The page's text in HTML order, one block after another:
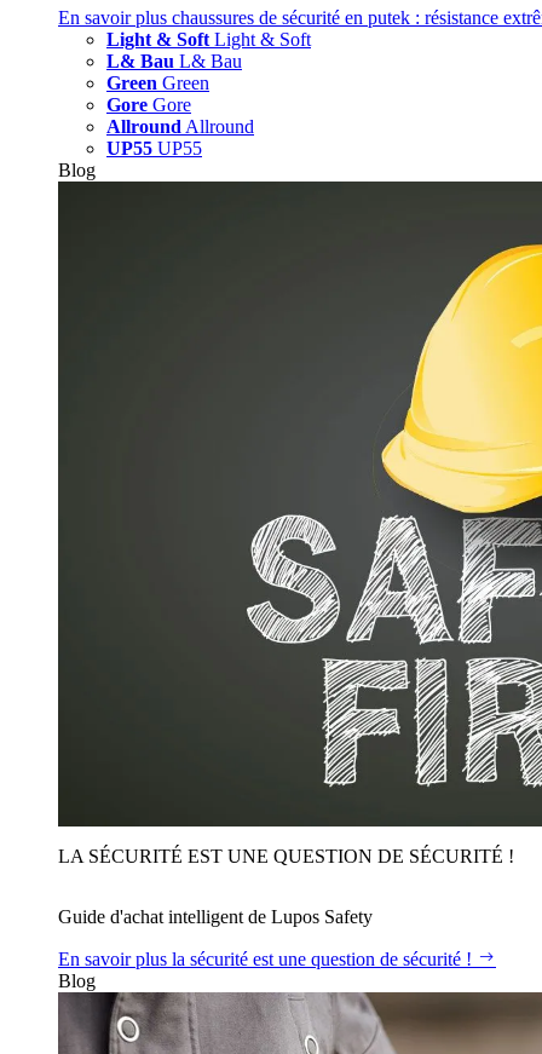
En savoir plus chaussures de sécurité en putek : résistance
Light & Soft Light & Soft
L& Bau L& Bau
Green Green
Gore Gore
Allround Allround
UP55 UP55
Blog
LA SÉCURITÉ EST UNE QUESTION DE SÉCURITÉ !
Guide d'achat intelligent de Lupos Safety
En savoir plus la sécurité est une question de sécurité !
Blog